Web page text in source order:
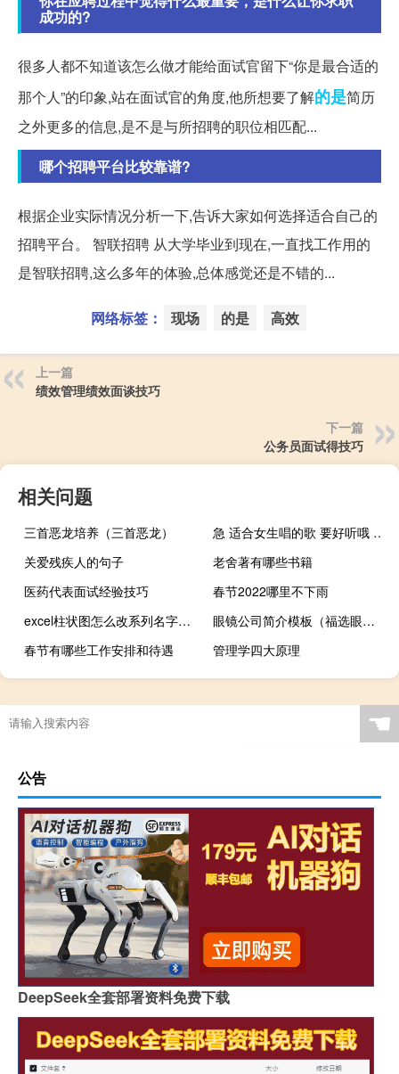
成功的?
很多人都不知道该怎么做才能给面试官留下“你是最合适的
那个人”的印象,站在面试官的角度,他所想要了解的是简历
之外更多的信息,是不是与所招聘的职位相匹配...
哪个招聘平台比较靠谱?
根据企业实际情况分析一下,告诉大家如何选择适合自己的
招聘平台。 智联招聘 从大学毕业到现在,一直找工作用的
是智联招聘,这么多年的体验,总体感觉还是不错的...
网络标签： 现场 的是 高效
上一篇
绩效管理绩效面谈技巧
下一篇
公务员面试得技巧
相关问题
三首恶龙培养（三首恶龙）
急 适合女生唱的歌 要好听哦 不要太难唱的
关爱残疾人的句子
老舍著有哪些书籍
医药代表面试经验技巧
春节2022哪里不下雨
excel柱状图怎么改系列名字（excel柱状图模板）
眼镜公司简介模板（福选眼镜简介）
春节有哪些工作安排和待遇
管理学四大原理
☚
公告
DeepSeek全套部署资料免费下载